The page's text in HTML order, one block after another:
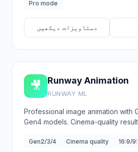
Pro mode
دستاویزات دیکھیں
🎥 Runway Animation
RUNWAY ML
Professional image animation with
Gen4 models. Cinema-quality
Gen2/3/4 Cinema quality 16:9/